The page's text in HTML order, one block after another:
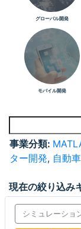
グローバル開発
モバイル開発
事業分類:
ター開発, 自動
現在の絞り込み
シミュレーショ